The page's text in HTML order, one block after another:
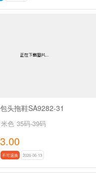
头拖鞋SA9282-31
色 35码-39码
不可退换 2026-06-13